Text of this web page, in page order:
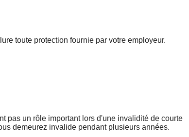
toute protection fournie par votre employeur.
pas un rôle important lors d'une invalidité de courte
demeurez invalide pendant plusieurs années.